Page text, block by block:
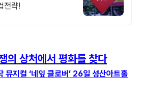
전략!
의 상처에서 평화를 찾다
뮤지컬 ‘네잎 클로버’ 26일 성산아트홀